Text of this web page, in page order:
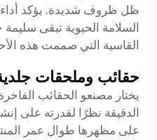
ظل ظروف شديدة. يؤكد أداء
السلامة الحيوية تبقى
القاسية التي صممت هذه
حقائب وملحقات
يختار مصنعو الحقائب
الدقيقة نظرًا لقدرته على
على مظهرها طوال عمر